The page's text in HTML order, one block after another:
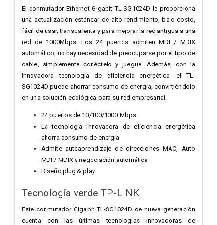
El conmutador Ethernet Gigabit TL-SG1024D le proporciona
una actualización estándar de alto rendimiento, bajo costo,
fácil de usar, transparente y para mejorar la red antigua a una
red de 1000Mbps. Los 24 puertos admiten MDI / MDIX
automático, no hay necesidad de preocuparse por el tipo de
cable, simplemente conéctelo y juegue. Además, con la
innovadora tecnología de eficiencia energética, el TL-
SG1024D puede ahorrar consumo de energía, convirtiéndolo
en una solución ecológica para su red empresarial.
24 puertos de 10/100/1000 Mbps
La tecnología innovadora de eficiencia energética
ahorra consumo de energía
Admite autoaprendizaje de direcciones MAC, Auto
MDI / MDIX y negociación automática
Diseño plug & play
Tecnología verde TP-LINK
Este conmutador Gigabit TL-SG1024D de nueva generación
cuenta con las últimas tecnologías innovadoras de